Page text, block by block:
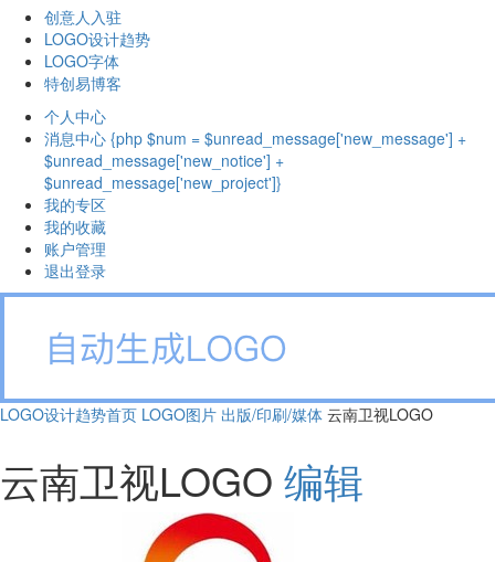
创意人入驻
LOGO设计趋势
LOGO字体
特创易博客
个人中心
消息中心 {php $num = $unread_message['new_message'] +
$unread_message['new_notice'] +
$unread_message['new_project']}
我的专区
我的收藏
账户管理
退出登录
LOGO设计趋势首页 LOGO图片 出版/印刷/媒体 云南卫视LOGO
云南卫视LOGO 编辑